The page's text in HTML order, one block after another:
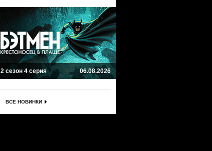
2 сезон 4 серия 06.08.2026
ВСЕ НОВИНКИ